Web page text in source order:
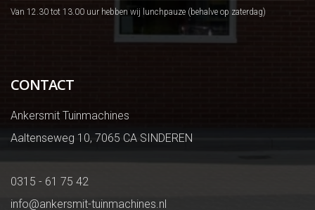
Van 12.30 tot 13.00 uur hebben wij lunchpauze (behalve op zaterdag)
CONTACT
Ankersmit Tuinmachines
Aaltenseweg 10, 7065 CA SINDEREN
0315 - 61 75 42
info@ankersmit-tuinmachines.nl